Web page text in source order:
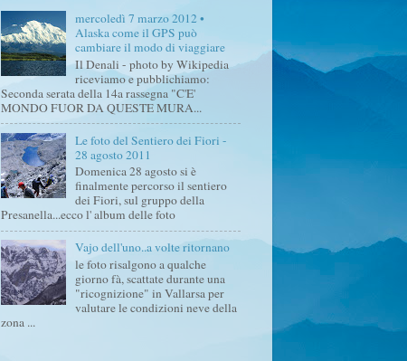
mercoledì 7 marzo 2012 •
Alaska come il GPS può
cambiare il modo di viaggiare
Il Denali - photo by Wikipedia
riceviamo e pubblichiamo:
Seconda serata della 14a rassegna "C'E'
MONDO FUOR DA QUESTE MURA...
Le foto del Sentiero dei Fiori -
28 agosto 2011
Domenica 28 agosto si è
finalmente percorso il sentiero
dei Fiori, sul gruppo della
Presanella...ecco l' album delle foto
Vajo dell'uno..a volte ritornano
le foto risalgono a qualche
giorno fà, scattate durante una
"ricognizione" in Vallarsa per
valutare le condizioni neve della
zona ...